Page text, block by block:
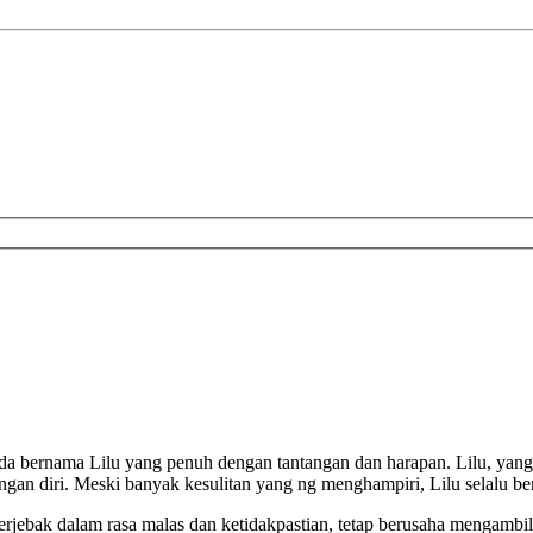
bernama Lilu yang penuh dengan tantangan dan harapan. Lilu,
diri. Meski banyak kesulitan yang ng menghampiri, Lilu selalu
dalam rasa malas dan ketidakpastian, tetap berusaha